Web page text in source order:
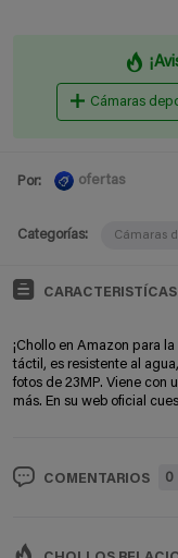
Cámaras
Por: ofertas
Categorías: Cámaras
CARACTERISTÍCAS
¡Chollo en Amazon para
táctil, es resistente al
fotos de 23MP. Viene con
más. En su web oficial
COMENTARIOS 0